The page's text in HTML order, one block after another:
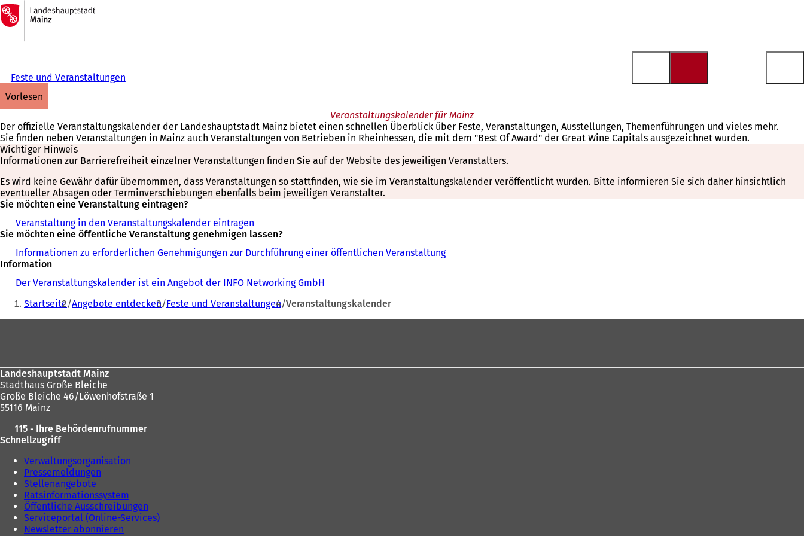
Inhalt anspringen
Zur
Startseite
Feste und Veranstaltungen
vorlesen
Veranstaltungskalender für Mainz
Der offizielle Veranstaltungskalender der Landeshauptstadt Mainz bietet einen schnellen Überblick über Feste, Veranstaltungen, Ausstellungen, Themenführungen und vieles mehr.
Sie finden neben Veranstaltungen in Mainz auch Veranstaltungen von Betrieben in Rheinhessen, die mit dem "Best Of Award" der Great Wine Capitals ausgezeichnet wurden.
Wichtiger Hinweis
Informationen zur Barrierefreiheit einzelner Veranstaltungen finden Sie auf der Website des jeweiligen Veranstalters.
Es wird keine Gewähr dafür übernommen, dass Veranstaltungen so stattfinden, wie sie im Veranstaltungskalender veröffentlicht wurden. Bitte informieren Sie sich daher hinsichtlich
eventueller Absagen oder Terminverschiebungen ebenfalls beim jeweiligen Veranstalter.
Sie möchten eine Veranstaltung eintragen?
Veranstaltung in den Veranstaltungskalender eintragen
Sie möchten eine öffentliche Veranstaltung genehmigen lassen?
Informationen zu erforderlichen Genehmigungen zur Durchführung einer öffentlichen Veranstaltung
Information
Der Veranstaltungskalender ist ein Angebot der INFO Networking GmbH
Sie
befinden
Startseite Angebote entdecken Feste und Veranstaltungen Veranstaltungskalender
Landeshauptstadt Mainz
Stadthaus Große Bleiche
Große Bleiche 46/Löwenhofstraße 1
55116 Mainz
115 - Ihre Behördenrufnummer
Schnellzugriff
Verwaltungsorganisation
Pressemeldungen
Stellenangebote
Ratsinformationssystem
Öffentliche Ausschreibungen
Serviceportal (Online-Services)
Newsletter abonnieren